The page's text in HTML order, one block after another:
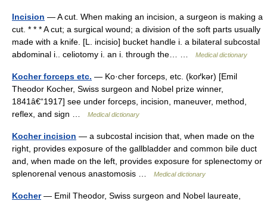
Incision — A cut. When making an incision, a surgeon is making a
cut. * * * A cut; a surgical wound; a division of the soft parts usually
made with a knife. [L. incisio] bucket handle i. a bilateral subcostal
abdominal i.. celiotomy i. an i. through the… …
Medical dictionary
Kocher forceps etc. — Ko·cher forceps, etc. (koґkər) [Emil
Theodor Kocher, Swiss surgeon and Nobel prize winner,
1841â€“1917] see under forceps, incision, maneuver, method,
reflex, and sign …
Medical dictionary
Kocher incision — a subcostal incision that, when made on the
right, provides exposure of the gallbladder and common bile duct
and, when made on the left, provides exposure for splenectomy or
splenorenal venous anastomosis …
Medical dictionary
Kocher— Emil Theodor, Swiss surgeon and Nobel laureate,